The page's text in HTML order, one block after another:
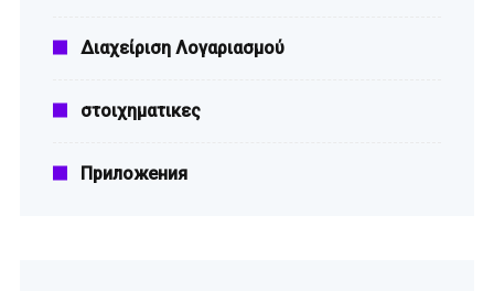
Διαχείριση Λογαριασμού
στοιχηματικες
Приложения